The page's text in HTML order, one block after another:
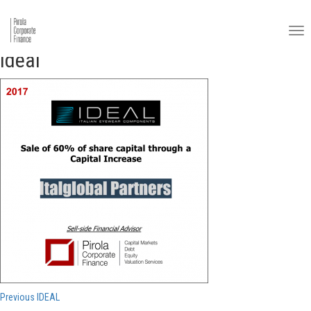
Ideal
Navigazione
Previous Previous
IDEAL